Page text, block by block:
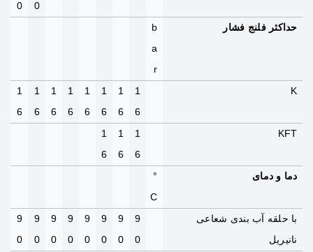
0
0
حداکثر فلنج فشار
b
a
r
K
1
6
1
6
1
6
1
6
1
6
1
6
1
6
1
6
KFT
1
6
1
6
1
6
دما و دمای
°
C
با حلقه آب بندی شعاعی
نانیریل
9
0
9
0
9
0
9
0
9
0
9
0
9
0
9
0